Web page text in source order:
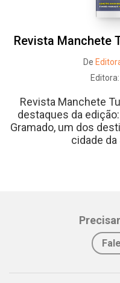
Revista Manchete
De
Editora:
Revista Manchete
destaques da
Gramado, um dos
cidade da